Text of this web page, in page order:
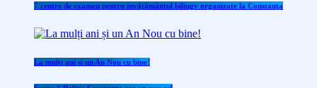
7 centre de examen pentru învăţământul bilingv organizate la Constanţa
La mulți ani și un An Nou cu bine!